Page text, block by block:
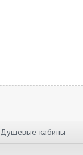
Душевые кабины